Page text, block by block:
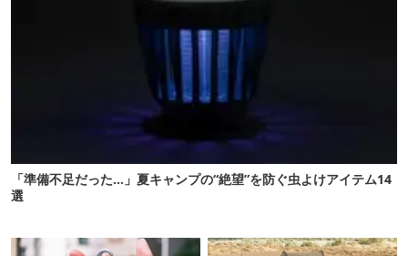
「準備不足だった…」夏キャンプの“絶望”を防ぐ虫よけアイテム14
選